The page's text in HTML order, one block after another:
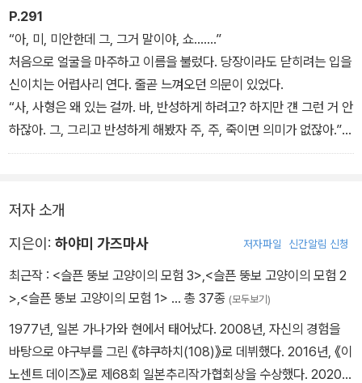
왠지 어린 시절 신이치의 모습이 뇌리를 스친다. 쇼를 똑바로 바라보
던 유키노의 눈에 비하 섞인 웃음이 서린다.
“난 신이치와 만나고 싶은 생각 없어요.”
차가운 정적에 온몸이 찢어질 듯 아팠다.
“오늘은 그 말만 전하러 왔어요. 다시는 오지 마세요. 편지도 하지마
세요. 지금까지 고마웠어요. 감사해요.”
P.291
“아, 미, 미안한데 그, 그거 말이야, 쇼…….”
처음으로 얼굴을 마주하고 이름을 불렀다. 당장이라도 닫히려는 입을
신이치는 어렵사리 연다. 줄곧 느껴오던 의문이 있었다.
“사, 사형은 왜 있는 걸까. 바, 반성하게 하려고? 하지만 걘 그런 거 안
하잖아. 그, 그리고 반성하게 해봤자 주, 주, 죽이면 의미가 없잖아.”
쇼의 얼굴에 짓궂은 미소가 번져간다.
저자 소개
지은이: 하야미 가즈마사 저자파일 신간알림 신청
최근작 : <슬픈 뚱보 고양이의 모험 3> <슬픈 뚱보 고양이의 모험 2
> <슬픈 뚱보 고양이의 모험 1> … 총 37종 (모두보기)
1977년, 일본 가나가와 현에서 태어났다. 2008년, 자신의 경험을
바탕으로 야구부를 그린 《햐쿠하치(108)》로 데뷔했다. 2016년, 《이
노센트 데이즈》로 제68회 일본추리작가협회상을 수상했다. 2020년